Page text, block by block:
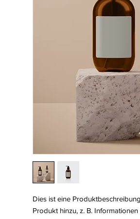
Dies ist eine
Produkt hinzu, z. B.